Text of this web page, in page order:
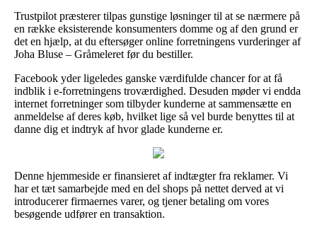
Trustpilot præsterer tilpas gunstige løsninger til at se nærmere på
en række eksisterende konsumenters domme og af den grund er
det en hjælp, at du eftersøger online forretningens vurderinger af
Joha Bluse – Gråmeleret før du bestiller.
Facebook yder ligeledes ganske værdifulde chancer for at få
indblik i e-forretningens troværdighed. Desuden møder vi endda
internet forretninger som tilbyder kunderne at sammensætte en
anmeldelse af deres køb, hvilket lige så vel burde benyttes til at
danne dig et indtryk af hvor glade kunderne er.
Denne hjemmeside er finansieret af indtægter fra reklamer. Vi
har et tæt samarbejde med en del shops på nettet derved at vi
introducerer firmaernes varer, og tjener betaling om vores
besøgende udfører en transaktion.